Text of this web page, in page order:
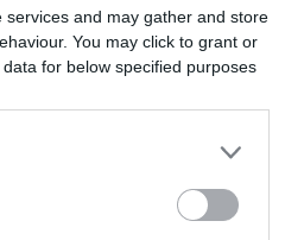
and may gather and store
You may click to grant or
for below specified purposes